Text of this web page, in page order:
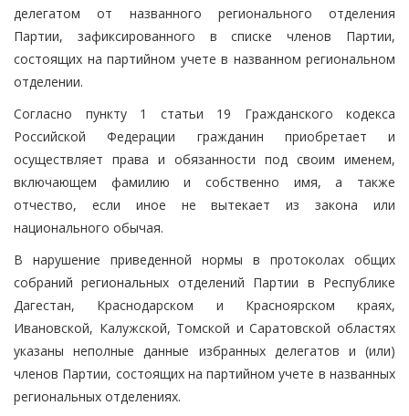
делегатом от названного регионального отделения
Партии, зафиксированного в списке членов Партии,
состоящих на партийном учете в названном региональном
отделении.
Согласно пункту 1 статьи 19 Гражданского кодекса
Российской Федерации гражданин приобретает и
осуществляет права и обязанности под своим именем,
включающем фамилию и собственно имя, а также
отчество, если иное не вытекает из закона или
национального обычая.
В нарушение приведенной нормы в протоколах общих
собраний региональных отделений Партии в Республике
Дагестан, Краснодарском и Красноярском краях,
Ивановской, Калужской, Томской и Саратовской областях
указаны неполные данные избранных делегатов и (или)
членов Партии, состоящих на партийном учете в названных
региональных отделениях.